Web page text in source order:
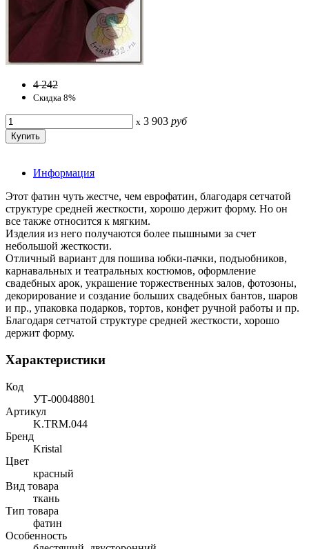
4 242
Скидка 8%
x 3 903 руб
Информация
Этот фатин чуть жестче, чем еврофатин, благодаря сетчатой
структуре средней жесткости, хорошо держит форму. Но он
все также относится к мягким.
Изделия из него получаются более пышными за счет
небольшой жесткости.
Отличный вариант для пошива юбки-пачки, подъюбников,
карнавальных и театральных костюмов, оформление
свадебных арок, украшение торжественных залов, фотозоны,
декорирование и создание больших свадебных бантов, шаров
и пр., упаковка подарков, тортов, конфет ручной работы и пр.
Благодаря сетчатой структуре средней жесткости, хорошо
держит форму.
Характеристики
Код
УТ-00048801
Артикул
K.TRM.044
Бренд
Kristal
Цвет
красный
Вид товара
ткань
Тип товара
фатин
Особенность